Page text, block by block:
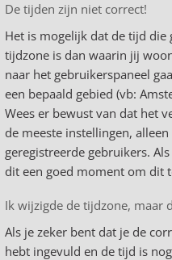
De tijden zijn niet correct!
Het is mogelijk dat de tijd die
tijdzone is dan waarin jij
naar het gebruikerspaneel
een bepaald gebied (vb:
Wees er bewust van dat het
de meeste instellingen,
geregistreerde gebruikers.
dit een goed moment om dit
Ik wijzigde de tijdzone, maar
Als je zeker bent dat je de
hebt ingevuld en de tijd is